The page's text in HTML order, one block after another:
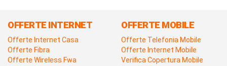
OFFERTE INTERNET
Offerte Internet Casa
Offerte Fibra
Offerte Wireless Fwa
OFFERTE MOBILE
Offerte Telefonia Mobile
Offerte Internet Mobile
Verifica Copertura Mobile